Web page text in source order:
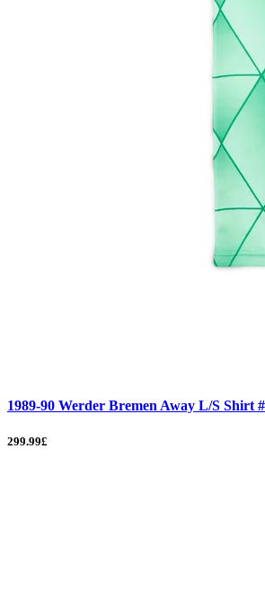
1989-90 Werder Bremen Away L/S Shirt
299.99£